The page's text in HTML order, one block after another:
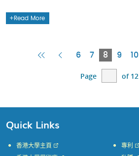
Read More
FirstPrevious
6 7 8Current
9 10
Page of 12
Quick Links
香港大學主頁 專利